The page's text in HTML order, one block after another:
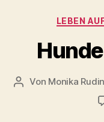
LEBEN
Beitragsautor
Von Monika